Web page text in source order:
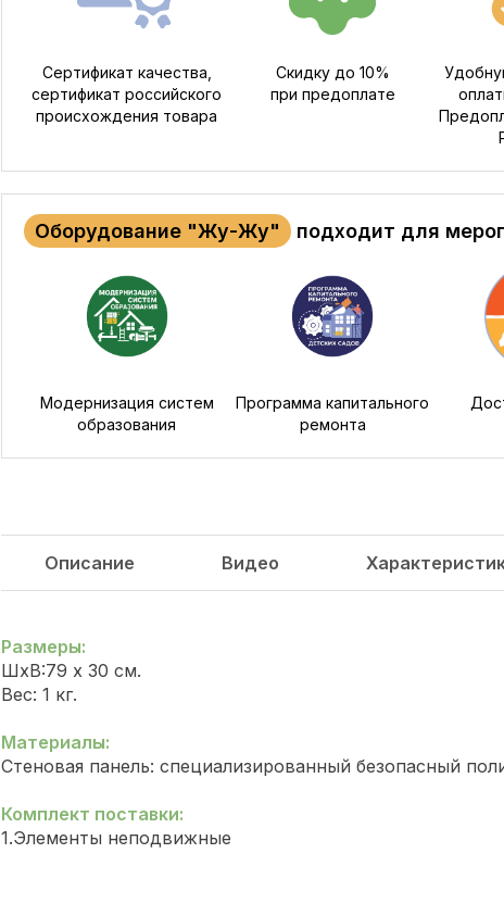
Сертификат качества,
сертификат российского
происхождения товара
Скидку до 10%
при предоплате
Оборудование "Жу-Жу" подходит для
Модернизация систем
образования
Программа капитального
ремонта
Описание Видео
Размеры:
ШхВ:79 х 30 см.
Вес: 1 кг.
Материалы:
Стеновая панель: специализированный безопасный
Комплект поставки:
1.Элементы неподвижные